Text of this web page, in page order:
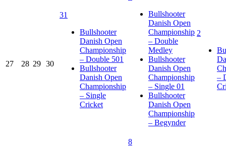
27 28 29 30
31
Bullshooter
Danish Open
Championship
– Double 501
Bullshooter
Danish Open
Championship
– Single
Cricket
Bullshooter
Danish Open
Championship
– Double
Medley
Bullshooter
Danish Open
Championship
– Single 01
Bullshooter
Danish Open
Championship
– Begynder
2
–
8